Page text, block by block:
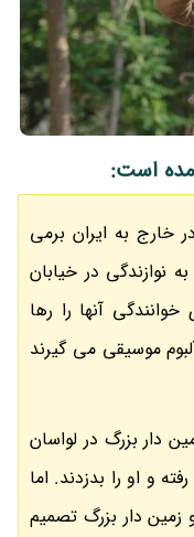
به ایران برمی
نوازندگی در خیابان
آنها را رها
موسیقی می گیرند
دار بزرگ در لواسان
و او را بدزدند. اما
دار بزرگ تصمیم